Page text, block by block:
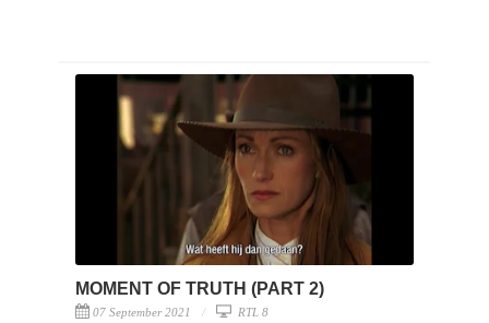
MOMENT OF TRUTH (PART 2)
07 September 2021 RTL 8